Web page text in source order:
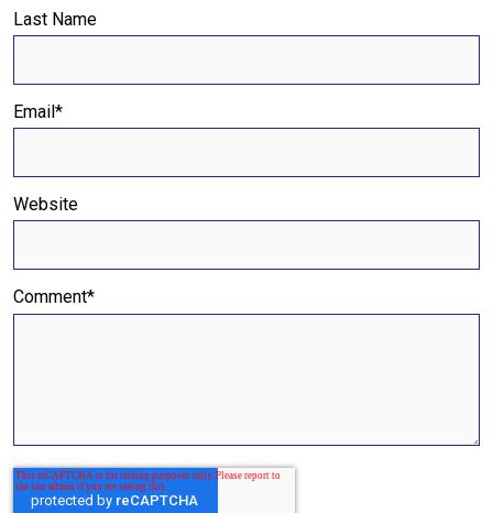
Last Name
Email*
Website
Comment*